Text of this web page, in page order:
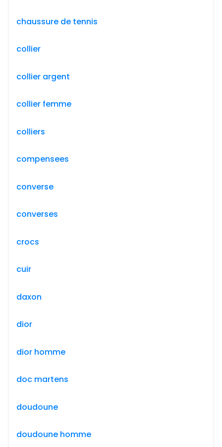
chaussure de tennis
collier
collier argent
collier femme
colliers
compensees
converse
converses
crocs
cuir
daxon
dior
dior homme
doc martens
doudoune
doudoune homme